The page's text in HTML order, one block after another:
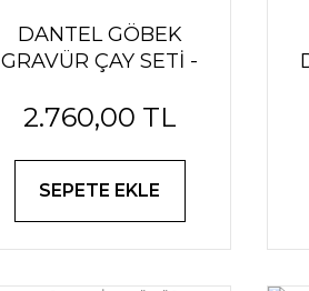
DANTEL GÖBEK
GRAVÜR ÇAY SETİ -
2.760,00 TL
SEPETE EKLE